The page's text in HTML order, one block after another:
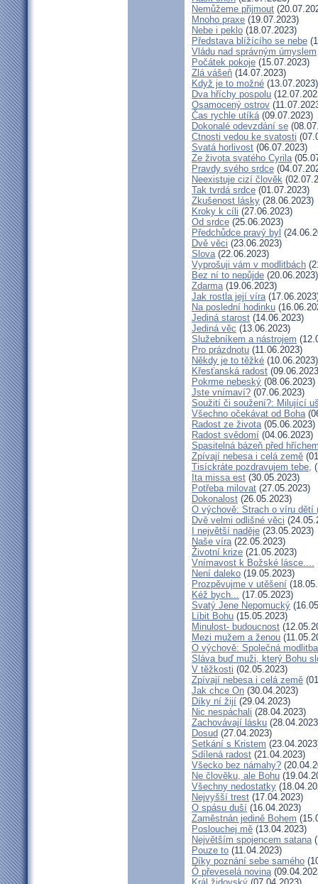
Nemůžeme přijmout
Mnoho praxe (19.07.2023)
Nebe i peklo (18.07.2023)
Představa blížícího se nebe
Vládu nad správným úmyslem
Počátek pokoje (15.07.2023)
Zlá vášeň (14.07.2023)
Když je to možné (13.07.2023)
Dva hříchy pospolu
Osamocený ostrov
Čas rychle utíká(09.07.2023)
Dokonalé odevzdání se
Ctnosti vedou ke svatosti
Svatá horlivost (06.07.2023)
Ze života svatého Cyrila
Pravdy svého srdce
Neexistuje cizí člověk
Tak tvrdá srdce (01.07.2023)
Zkušenost lásky (28.06.2023)
Kroky k cíli (27.06.2023)
Od srdce (25.06.2023)
Předchůdce pravý byl
Dvě věci (23.06.2023)
Slova(22.06.2023)
Vyprošuji vám v modlitbách
Bez ní to nepůjde (20.06.2023)
Zdarma(19.06.2023)
Jak rostla její víra
Na poslední hodinku
Jediná starost (14.06.2023)
Jediná věc (13.06.2023)
Služebníkem a nástrojem
Pro prázdnotu (11.06.2023)
Někdy je to těžké (10.06.2023)
Křesťanská radost
Pokrme nebeský (08.06.2023)
Jste vnímaví? (07.06.2023)
Soužití či soužení?: Milující
Všechno očekávat od Boha
Radost ze života(05.06.2023)
Radost svědomí (04.06.2023)
Spasitelná bázeň před
Zpívají nebesa i celá země
Tisíckráte pozdravujem tebe,
Ita missa est (30.05.2023)
Potřeba milovat (27.05.2023)
Dokonalost (26.05.2023)
O výchově: Strach o víru dětí
Dvě velmi odlišné věci
I největší naděje (23.05.2023)
Naše víra(22.05.2023)
Životní krize (21.05.2023)
Vnímavost k Božské lásce....
Není daleko (19.05.2023)
Prozpěvujme v utěšení
Kéž bych... (17.05.2023)
Svatý Jene Nepomucký
Líbit Bohu (15.05.2023)
Minulost- budoucnost
Mezi mužem a ženou
O výchově: Společná
Sláva buď muži, který Bohu
V těžkosti (02.05.2023)
Zpívají nebesa i celá země
Jak chce On (30.04.2023)
Díky ní žijí (29.04.2023)
Nic nespáchali (28.04.2023)
Zachovávají lásku
Dosud (27.04.2023)
Setkání s Kristem
Sdílená radost (21.04.2023)
Všecko bez námahy?
Ne člověku, ale Bohu
Všechny nedostatky
Nejvyšší trest (17.04.2023)
O spásu duší (16.04.2023)
Zaměstnán jedině Bohem
Poslouchej mě (13.04.2023)
Největším spojencem satana
Pouze to (11.04.2023)
Díky poznání sebe samého
Ó převeselá novina